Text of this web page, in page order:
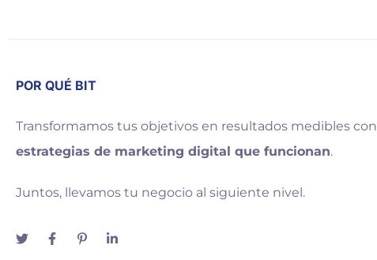
POR QUÉ BIT
Transformamos tus objetivos en resultados medibles con
estrategias de marketing digital que funcionan.
Juntos, llevamos tu negocio al siguiente nivel.